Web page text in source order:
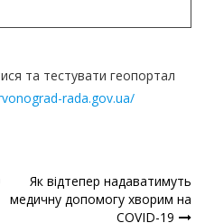
та тестувати геопортал
rada.gov.ua/
Як відтепер надаватимуть
медичну допомогу хворим на
COVID-19